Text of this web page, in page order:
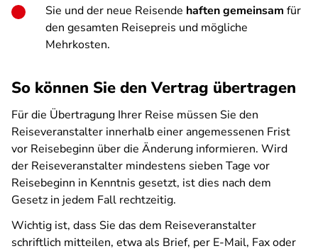
Sie und der neue Reisende haften gemeinsam für
den gesamten Reisepreis und mögliche
Mehrkosten.
So können Sie den Vertrag übertragen
Für die Übertragung Ihrer Reise müssen Sie den
Reiseveranstalter innerhalb einer angemessenen Frist
vor Reisebeginn über die Änderung informieren. Wird
der Reiseveranstalter mindestens sieben Tage vor
Reisebeginn in Kenntnis gesetzt, ist dies nach dem
Gesetz in jedem Fall rechtzeitig.
Wichtig ist, dass Sie das dem Reiseveranstalter
schriftlich mitteilen, etwa als Brief, per E-Mail, Fax oder